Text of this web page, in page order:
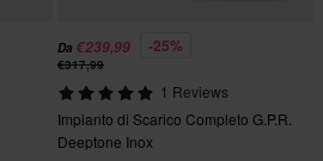
Da €239,99 -25%
€317,99
1 Reviews
Impianto di Scarico Completo G.P.R.
Deeptone Inox